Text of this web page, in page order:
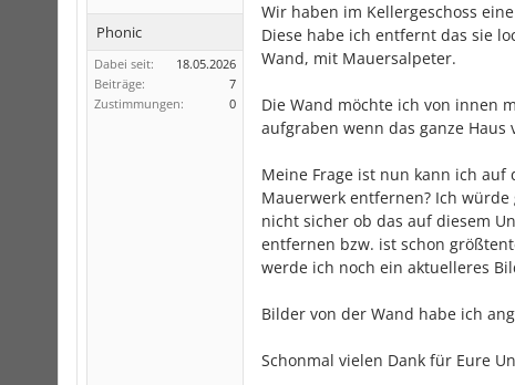
Phonic
Dabei seit:
18.05.2026
Beiträge:
7
Zustimmungen:
0
Wir haben im Kellergeschoss
Diese habe ich entfernt das sie
Wand, mit Mauersalpeter.
Die Wand möchte ich von innen
aufgraben wenn das ganze Haus
Meine Frage ist nun kann ich
Mauerwerk entfernen? Ich
nicht sicher ob das auf diesem
entfernen bzw. ist schon
werde ich noch ein aktuelleres
Bilder von der Wand habe ich
Schonmal vielen Dank für Eure